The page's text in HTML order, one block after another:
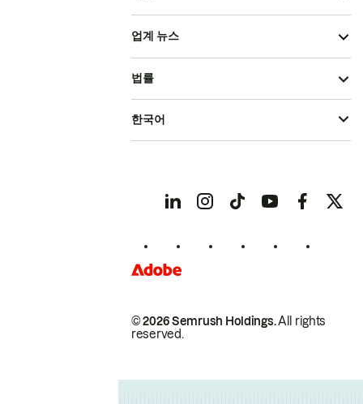
업계 뉴스
© 2026 Semrush Holdings.All rights
reserved.
법률
한국어